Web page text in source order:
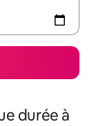
durée à